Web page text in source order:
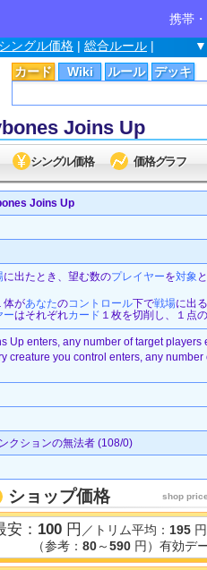
携帯
カード Wiki ルール デッキ
シングル価格 | 総合ルール |
Joins Up
シングル価格 価格グラフ
Joins Up
に出たとき、望む数のプレイヤーを対象
体があなたのコントロール下で戦場に出
ーはそれぞれカード １枚を切削し、１点の
Up enters, any number of target players
creature you control enters, any
クションの無法者 (108/0)
ショップ価格 shop
安： 100 円 ／トリム平均： 195 円
（参考： 80～590 円）有効デ